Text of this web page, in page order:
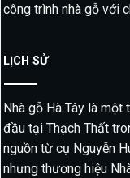
công trình nhà gỗ với
LỊCH SỬ
Nhà gỗ Hà Tây là
đầu tại Thạch Thất
nguồn từ cụ Nguyễn
nhưng thương hiệu